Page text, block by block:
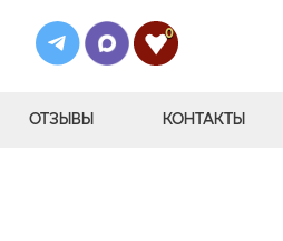
0
ОТЗЫВЫ КОНТАКТЫ